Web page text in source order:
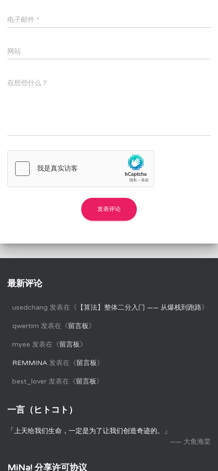
电子邮件 *
网站
在想些什么？
最新评论
usedchang 发表在《 【算法】整体二分入门 —— 从爆栈到跑路》
qwertim 发表在《留言板》
myee 发表在《留言板》
REMMINA 发表在《留言板》
best_lover 发表在《留言板》
一言（ヒトコト）
「上天给我们生命，一定是为了让我们创造奇迹的。」
—— 大鱼海棠
MiNa! 分享许可协议